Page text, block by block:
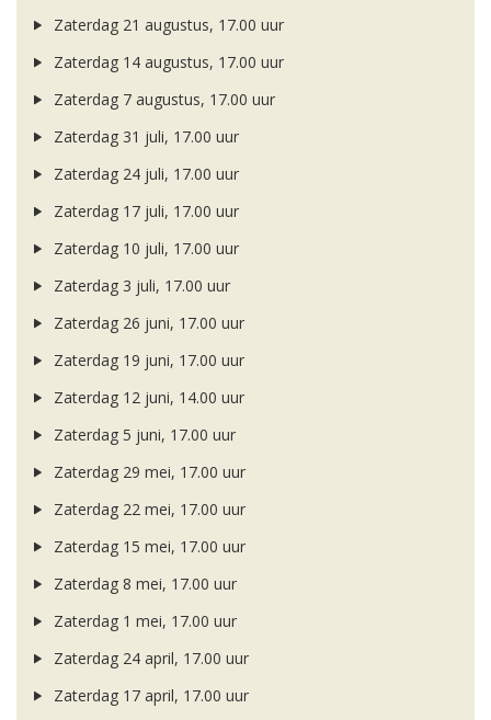
Zaterdag 21 augustus, 17.00 uur
Zaterdag 14 augustus, 17.00 uur
Zaterdag 7 augustus, 17.00 uur
Zaterdag 31 juli, 17.00 uur
Zaterdag 24 juli, 17.00 uur
Zaterdag 17 juli, 17.00 uur
Zaterdag 10 juli, 17.00 uur
Zaterdag 3 juli, 17.00 uur
Zaterdag 26 juni, 17.00 uur
Zaterdag 19 juni, 17.00 uur
Zaterdag 12 juni, 14.00 uur
Zaterdag 5 juni, 17.00 uur
Zaterdag 29 mei, 17.00 uur
Zaterdag 22 mei, 17.00 uur
Zaterdag 15 mei, 17.00 uur
Zaterdag 8 mei, 17.00 uur
Zaterdag 1 mei, 17.00 uur
Zaterdag 24 april, 17.00 uur
Zaterdag 17 april, 17.00 uur